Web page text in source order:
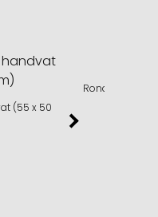
(55 x 50
Rondom (30 x